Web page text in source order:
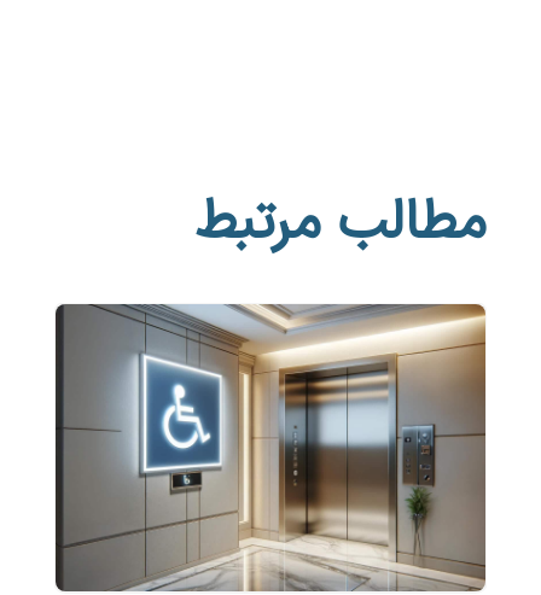
مطالب مرتبط